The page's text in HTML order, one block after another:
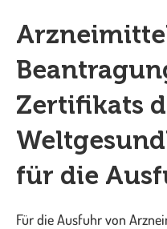
Zertifikats
für die
Für die Ausfuhr von